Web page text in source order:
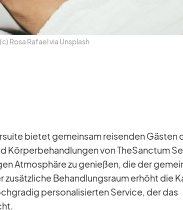
Rosa Ra­fael via Un­s­plash
bie­tet ge­mein­sam rei­sen­den Gäs­ten
Kör­per­be­hand­lun­gen von The­Sanc­tum
At­mo­sphäre zu ge­nie­ßen, die der
zu­sätz­li­che Be­hand­lungs­raum er­höht die
per­so­na­li­sier­ten Ser­vice, der das